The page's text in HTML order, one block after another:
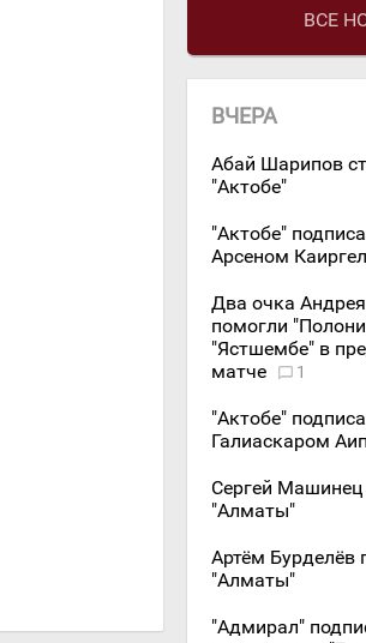
ВСЕ
ВЧЕРА
Абай Шарипов
"Актобе"
"Актобе"
Арсеном
Два очка
помогли
"Ястшембе" в
матче
1
"Актобе"
Галиаскаром
Сергей Машинец
"Алматы"
Артём Бурделёв
"Алматы"
"Адмирал"